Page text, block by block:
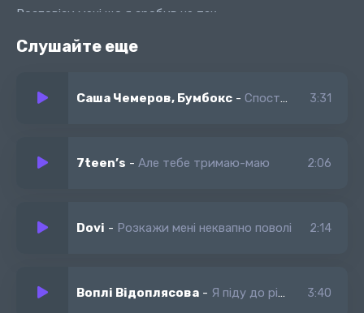
Розповіси мені що я зробив не так
Чому на мене мам падають-падають бомби
Слушайте еще
Саша Чемеров, Бумбокс - Спостерігай не говори до долу падають з гори 3:31
7tееn’s - Але тебе тримаю-маю 2:06
Dovi - Розкажи мені неквапно поволі 2:14
Воплі Відоплясова - Я піду до річеньки стрічати зірочки 3:40